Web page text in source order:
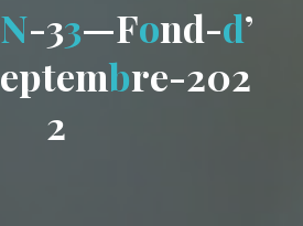
N-33—Fond-d’
eptembre-202
2